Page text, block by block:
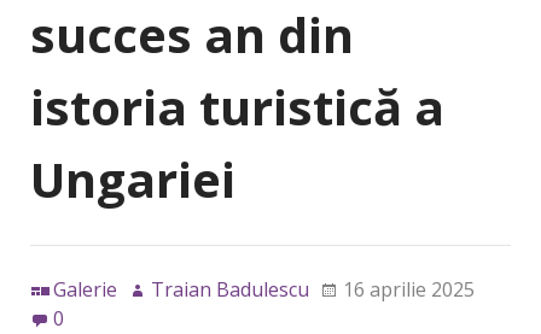
succes an din
istoria turistică a
Ungariei
Galerie Traian Badulescu
16 aprilie 2025
0